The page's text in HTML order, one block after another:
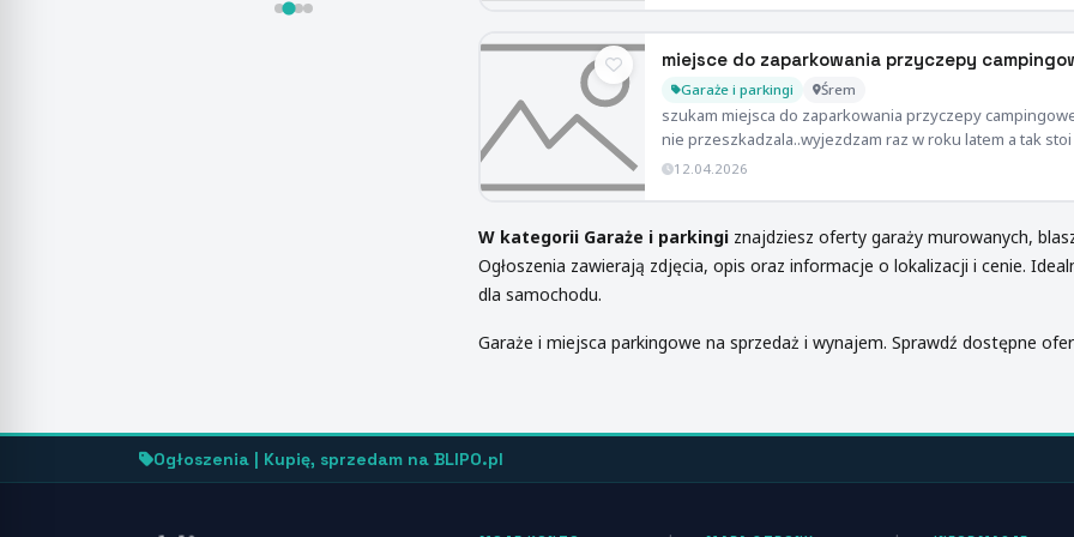
miejsce do zaparkowania przyczepy
Garaże i parkingi Śrem
szukam miejsca do zaparkowania przyczepy
nie przeszkadzala..wyjezdzam raz w roku latem a tak
12.04.2026
W kategorii Garaże i parkingi znajdziesz oferty garaży murowanych,
Ogłoszenia zawierają zdjęcia, opis oraz informacje o lokalizacji i cenie.
dla samochodu.
Garaże i miejsca parkingowe na sprzedaż i wynajem. Sprawdź dostępne
Ogłoszenia | Kupię, sprzedam na BLIPO.pl